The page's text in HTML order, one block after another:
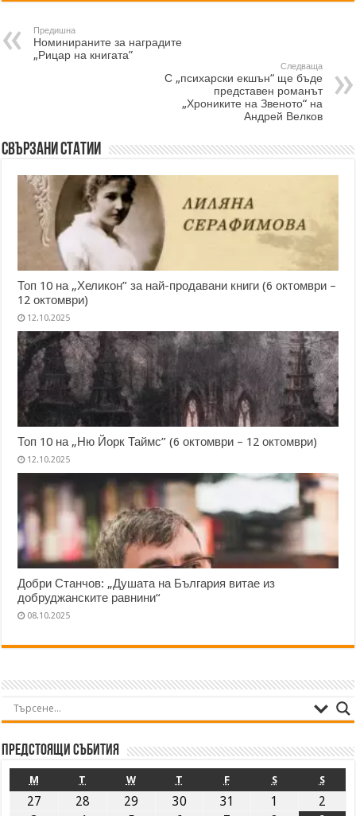
Предишна
Номинираните за наградите
„Рицар на книгата”
Следваща
С „психарски екшън“ ще бъде
представен романът
„Хрониките на Звеното“ на
Андрей Велков
Свързани статии
Топ 10 на „Хеликон” за най-продавани книги (6 октомври –
12 октомври)
12.10.2025
Топ 10 на „Ню Йорк Таймс” (6 октомври – 12 октомври)
12.10.2025
Добри Станчов: „Душата на България витае из
добруджанските равнини“
08.10.2025
Предстоящи събития
M T W T F S S
27 28 29 30 31 1
2